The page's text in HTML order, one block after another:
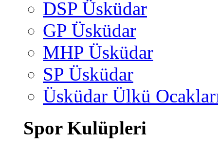
DSP Üsküdar
GP Üsküdar
MHP Üsküdar
SP Üsküdar
Üsküdar Ülkü
Spor Kulüpleri